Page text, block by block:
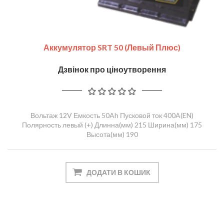
Аккумулятор SRT 50 (левый Плюс)
Дзвінок про ціноутворення
Вольтаж 12V Емкость 50Ah Пусковой ток 400A(EN)
Полярность левый (+) Длинна(мм) 215 Ширина(мм) 175
Высота(мм) 190